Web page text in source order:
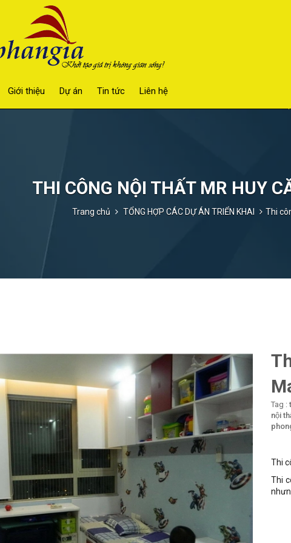
Giới thiệu Dự án Tin tức Liên hệ
THI CÔNG NỘI THẤT MR HUY
Trang chủ TỔNG HỢP CÁC DỰ ÁN TRIỂN KHAI Thi
Tag :
nội
Thi
Thi